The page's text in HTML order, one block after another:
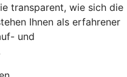
transparent, wie sich die
Ihnen als erfahrener
und